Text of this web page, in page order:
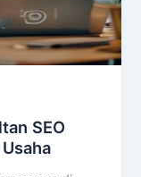
SEO